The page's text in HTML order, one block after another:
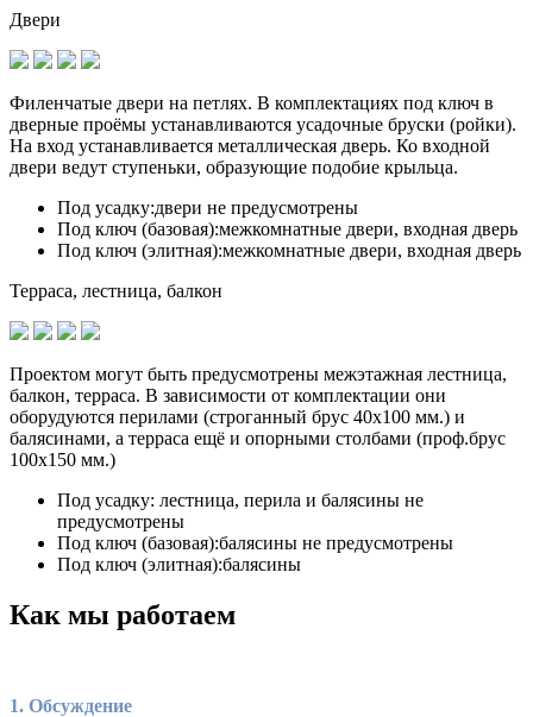
Двери
Филенчатые двери на петлях. В комплектациях под ключ в
дверные проёмы устанавливаются усадочные бруски (ройки).
На вход устанавливается металлическая дверь. Ко входной
двери ведут ступеньки, образующие подобие крыльца.
Под усадку:двери не предусмотрены
Под ключ (базовая):межкомнатные двери, входная дверь
Под ключ (элитная):межкомнатные двери, входная дверь
Терраса, лестница, балкон
Проектом могут быть предусмотрены межэтажная лестница,
балкон, терраса. В зависимости от комплектации они
оборудуются перилами (строганный брус 40х100 мм.) и
балясинами, а терраса ещё и опорными столбами (проф.брус
100х150 мм.)
Под усадку: лестница, перила и балясины не
предусмотрены
Под ключ (базовая):балясины не предусмотрены
Под ключ (элитная):балясины
Как мы работаем
1. Обсуждение